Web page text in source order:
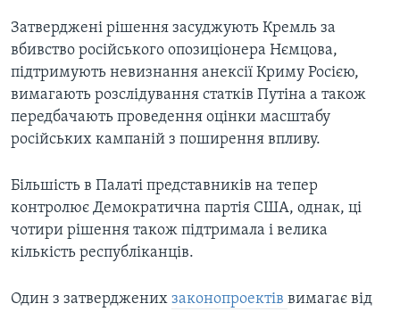
Затверджені рішення засуджують Кремль за
вбивство російського опозиціонера Нємцова,
підтримують невизнання анексії Криму Росією,
вимагають розслідування статків Путіна а також
передбачають проведення оцінки масштабу
російських кампаній з поширення впливу.
Більшість в Палаті представників на тепер
контролює Демократична партія США, однак, ці
чотири рішення також підтримала і велика
кількість республіканців.
Один з затверджених законопроектів вимагає від